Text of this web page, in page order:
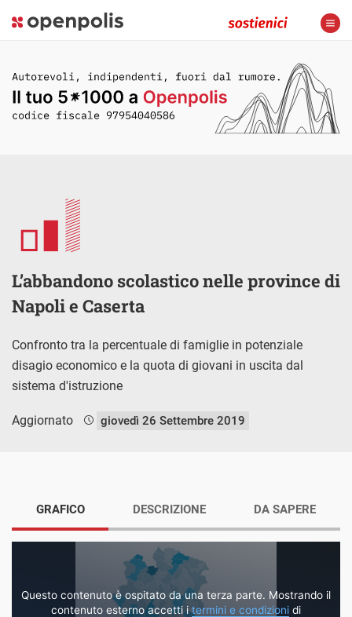
L’abbandono scolastico nelle province di
Napoli e Caserta
Confronto tra la percentuale di famiglie in potenziale
disagio economico e la quota di giovani in uscita dal
sistema d'istruzione
Aggiornato giovedì 26 Settembre 2019
GRAFICO
Questo contenuto è ospitato da una terza parte. Mostrando il
contenuto esterno accetti itermini e condizioni di
DESCRIZIONE DA SAPERE